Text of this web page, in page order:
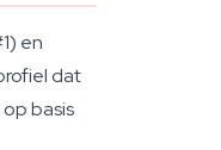
en
dat
basis